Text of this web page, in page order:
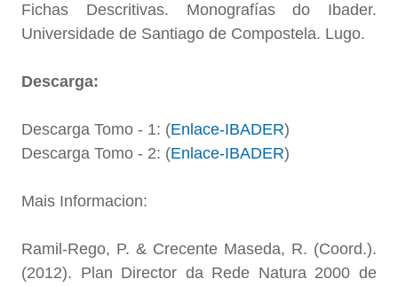
Fichas Descritivas. Monografías do Ibader.
Universidade de Santiago de Compostela. Lugo.
Descarga:
Descarga Tomo - 1: (Enlace-IBADER)
Descarga Tomo - 2: (Enlace-IBADER)
Mais Informacion:
Ramil-Rego, P. & Crecente Maseda, R. (Coord.).
(2012). Plan Director da Rede Natura 2000 de